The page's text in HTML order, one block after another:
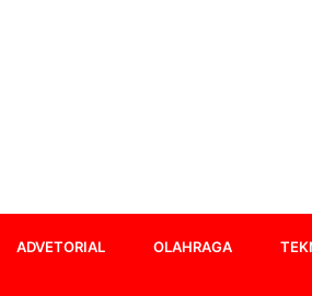
ADVETORIAL OLAHRAGA